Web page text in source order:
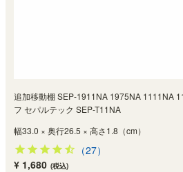
追加移動棚 SEP-1911NA 1975NA 1111NA
フ セパルテック SEP-T11NA
幅33.0 × 奥行26.5 × 高さ1.8（cm）
（27）
¥ 1,680 (税込)